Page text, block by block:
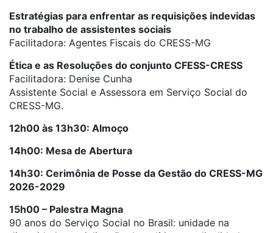
Estratégias para enfrentar as requisições indevidas
no trabalho de assistentes sociais
Facilitadora: Agentes Fiscais do CRESS-MG
Ética e as Resoluções do conjunto CFESS-CRESS
Facilitadora: Denise Cunha
Assistente Social e Assessora em Serviço Social do
CRESS-MG.
12h00 às 13h30: Almoço
14h00: Mesa de Abertura
14h30: Cerimônia de Posse da Gestão do CRESS-MG
2026-2029
15h00 – Palestra Magna
90 anos do Serviço Social no Brasil: unidade na